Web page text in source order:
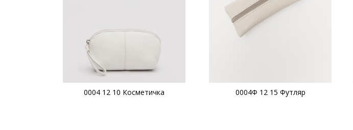
0004 12 10 Косметичка 0004Ф 12 15 Футляр